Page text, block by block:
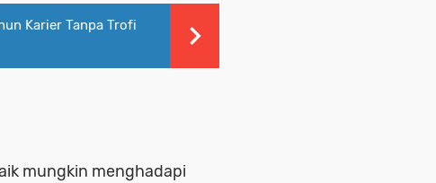
Karier Tanpa Trofi
mungkin menghadapi